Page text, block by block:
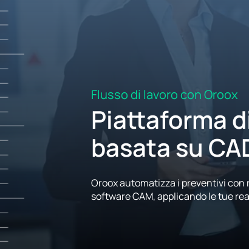
Flusso di lavoro con Oroox
Piattaforma
basata su
Oroox automatizza i preventivi
software CAM, applicando le tue